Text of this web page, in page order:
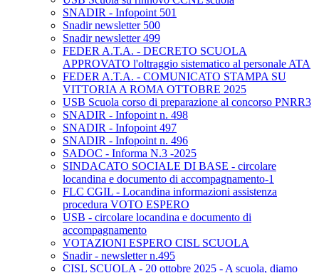
SNADIR - Infopoint 501
Snadir newsletter 500
Snadir newsletter 499
FEDER A.T.A. - DECRETO SCUOLA
APPROVATO l'oltraggio sistematico al personale ATA
FEDER A.T.A. - COMUNICATO STAMPA SU
VITTORIA A ROMA OTTOBRE 2025
USB Scuola corso di preparazione al concorso PNRR3
SNADIR - Infopoint n. 498
SNADIR - Infopoint 497
SNADIR - Infopoint n. 496
SADOC - Informa N.3 -2025
SINDACATO SOCIALE DI BASE - circolare
locandina e documento di accompagnamento-1
FLC CGIL - Locandina informazioni assistenza
procedura VOTO ESPERO
USB - circolare locandina e documento di
accompagnamento
VOTAZIONI ESPERO CISL SCUOLA
Snadir - newsletter n.495
CISL SCUOLA - 20 ottobre 2025 - A scuola, diamo